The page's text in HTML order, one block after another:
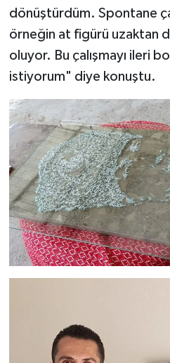
dönüştürdüm. Spontane
örneğin at figürü uzaktan
oluyor. Bu çalışmayı ileri
istiyorum" diye konuştu.